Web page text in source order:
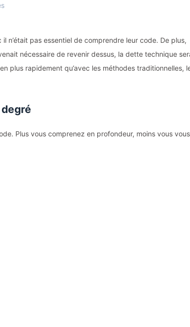
n’était pas essentiel de comprendre leur code. De plus,
nécessaire de revenir dessus, la dette technique
plus rapidement qu’avec les méthodes traditionnelles,
Plus vous comprenez en profondeur, moins vous vous